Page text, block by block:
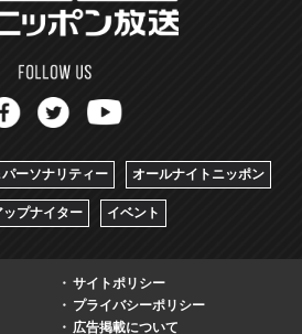
ーソナリティー オールナイトニッポン
ップナイター イベント
サイトポリシー
プライバシーポリシー
広告掲載について